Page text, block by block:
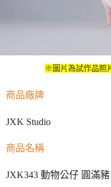
※圖片為試作品照
商品廠牌
JXK Studio
商品名稱
JXK343 動物公仔 圓滿豬